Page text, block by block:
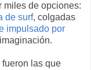
miles de opciones:
de surf, colgadas
impulsado por
las que